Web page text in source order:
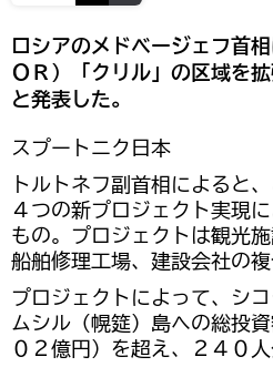
ロシアのメドベージェフ首
ＯＲ）「クリル」の区域を
と発表した。
スプートニク日本
トルトネフ副首相によると
４つの新プロジェクト実現
もの。プロジェクトは観光施
船舶修理工場、建設会社の複
プロジェクトによって、シ
ムシル（幌筵）島への総投
０２億円）を超え、２４０